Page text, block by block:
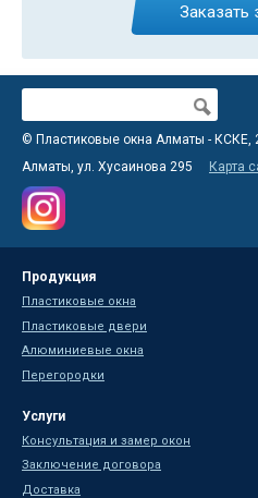
Заказать
Форма поиска
© Пластиковые окна Алматы - КСКЕ,
Алматы, ул. Хусаинова 295
Карта
Продукция
Пластиковые окна
Пластиковые двери
Алюминиевые окна
Перегородки
Услуги
Консультация и замер окон
Заключение договора
Доставка